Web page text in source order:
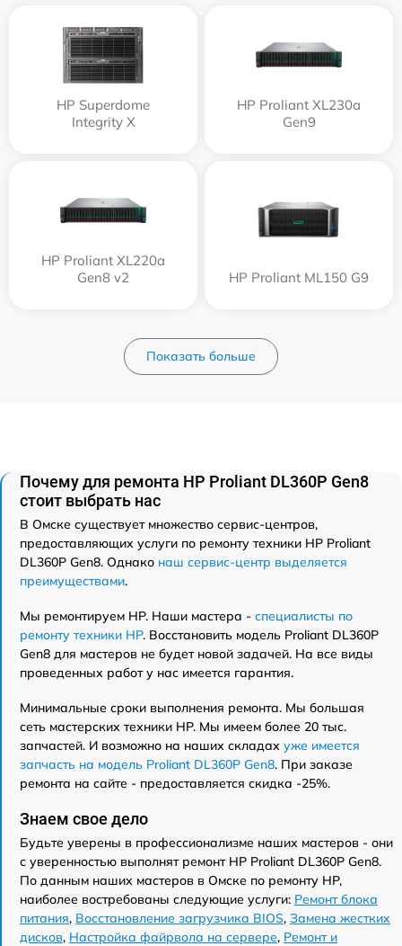
HP Superdome
Integrity Х
HP Proliant XL230a
Gen9
HP Proliant XL220a
Gen8 v2
HP Proliant ML150 G9
Показать больше
Почему для ремонта HP Proliant DL360P Gen8
стоит выбрать нас
В Омске существует множество сервис-центров,
предоставляющих услуги по ремонту техники HP Proliant
DL360P Gen8. Однако наш сервис-центр выделяется
преимуществами.
Мы ремонтируем HP. Наши мастера - специалисты по
ремонту техники HP. Восстановить модель Proliant DL360P
Gen8 для мастеров не будет новой задачей. На все виды
проведенных работ у нас имеется гарантия.
Минимальные сроки выполнения ремонта. Мы большая
сеть мастерских техники HP. Мы имеем более 20 тыс.
запчастей. И возможно на наших складах уже имеется
запчасть на модель Proliant DL360P Gen8. При заказе
ремонта на сайте - предоставляется скидка -25%.
Знаем свое дело
Будьте уверены в профессионализме наших мастеров - они
с уверенностью выполнят ремонт HP Proliant DL360P Gen8.
По данным наших мастеров в Омске по ремонту HP,
наиболее востребованы следующие услуги: Ремонт блока
питания, Восстановление загрузчика BIOS, Замена жестких
дисков, Настройка файрвола на сервере, Ремонт и